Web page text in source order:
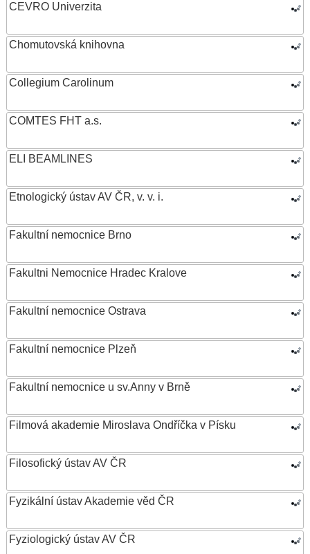
CEVRO Univerzita
Chomutovská knihovna
Collegium Carolinum
COMTES FHT a.s.
ELI BEAMLINES
Etnologický ústav AV ČR, v. v. i.
Fakultní nemocnice Brno
Fakultni Nemocnice Hradec Kralove
Fakultní nemocnice Ostrava
Fakultní nemocnice Plzeň
Fakultní nemocnice u sv.Anny v Brně
Filmová akademie Miroslava Ondříčka v Písku
Filosofický ústav AV ČR
Fyzikální ústav Akademie věd ČR
Fyziologický ústav AV ČR